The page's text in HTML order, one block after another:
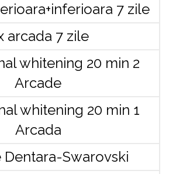
7 zile
arcada 7 zile
whitening 20 min 2
Arcade
whitening 20 min 1
Arcada
Dentara-Swarovski